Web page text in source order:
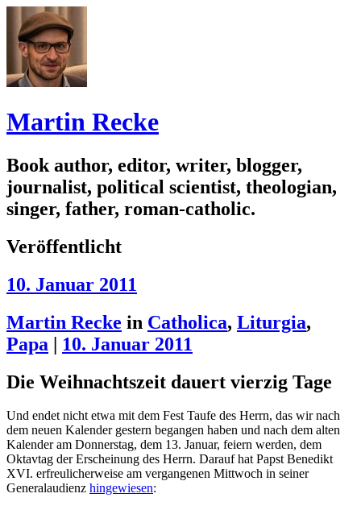
Martin Recke
Book author, editor, writer, blogger,
journalist, political scientist, theologian,
singer, father, roman-catholic.
Veröffentlicht
10. Januar 2011
Martin Recke in Catholica, Liturgia,
Papa | 10. Januar 2011
Die Weihnachtszeit dauert vierzig Tage
Und endet nicht etwa mit dem Fest Taufe des Herrn, das wir nach
dem neuen Kalender gestern begangen haben und nach dem alten
Kalender am Donnerstag, dem 13. Januar, feiern werden, dem
Oktavtag der Erscheinung des Herrn. Darauf hat Papst Benedikt
XVI. erfreulicherweise am vergangenen Mittwoch in seiner
Generalaudienz hingewiesen: